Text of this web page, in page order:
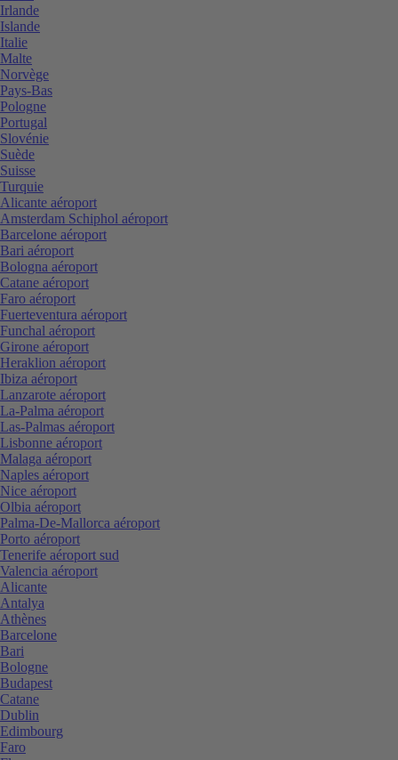
Irlande
Islande
Italie
Malte
Norvège
Pays-Bas
Pologne
Portugal
Slovénie
Suède
Suisse
Turquie
Alicante aéroport
Amsterdam Schiphol aéroport
Barcelone aéroport
Bari aéroport
Bologna aéroport
Catane aéroport
Faro aéroport
Fuerteventura aéroport
Funchal aéroport
Girone aéroport
Heraklion aéroport
Ibiza aéroport
Lanzarote aéroport
La-Palma aéroport
Las-Palmas aéroport
Lisbonne aéroport
Malaga aéroport
Naples aéroport
Nice aéroport
Olbia aéroport
Palma-De-Mallorca aéroport
Porto aéroport
Tenerife aéroport sud
Valencia aéroport
Alicante
Antalya
Athènes
Barcelone
Bari
Bologne
Budapest
Catane
Dublin
Edimbourg
Faro